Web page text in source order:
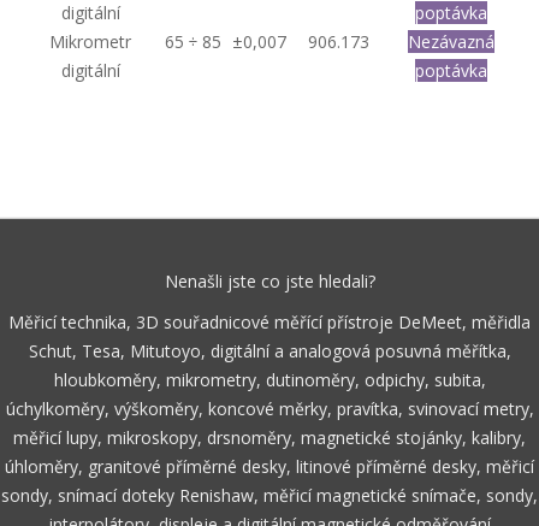
digitální
poptávka
Mikrometr
digitální
65 ÷ 85 ±0,007 906.173
Nezávazná
poptávka
Nenašli jste co jste hledali?
Měřicí technika, 3D souřadnicové měřící přístroje DeMeet, měřidla
Schut, Tesa, Mitutoyo, digitální a analogová posuvná měřítka,
hloubkoměry, mikrometry, dutinoměry, odpichy, subita,
úchylkoměry, výškoměry, koncové měrky, pravítka, svinovací metry,
měřicí lupy, mikroskopy, drsnoměry, magnetické stojánky, kalibry,
úhloměry, granitové příměrné desky, litinové příměrné desky, měřicí
sondy, snímací doteky Renishaw, měřicí magnetické snímače, sondy,